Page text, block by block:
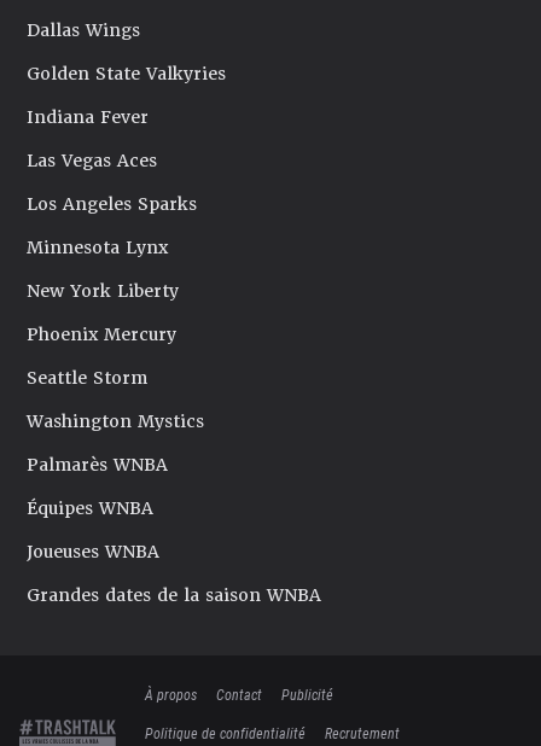
Dallas Wings
Golden State Valkyries
Indiana Fever
Las Vegas Aces
Los Angeles Sparks
Minnesota Lynx
New York Liberty
Phoenix Mercury
Seattle Storm
Washington Mystics
Palmarès WNBA
Équipes WNBA
Joueuses WNBA
Grandes dates de la saison WNBA
À propos Contact
Publicité
Politique de confidentialité
Recrutement